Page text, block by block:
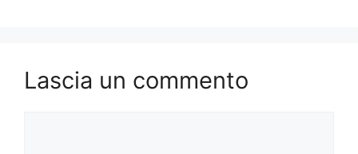
Lascia un commento